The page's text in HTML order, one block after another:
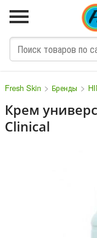
Fresh Skin > Бренды >
Крем
Clinical